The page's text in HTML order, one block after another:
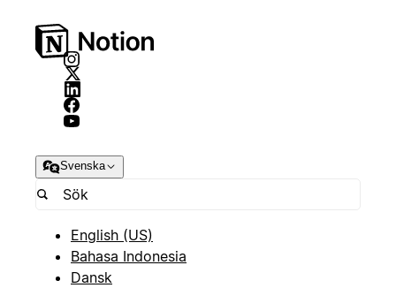
Svenska
English (US)
Bahasa Indonesia
Dansk